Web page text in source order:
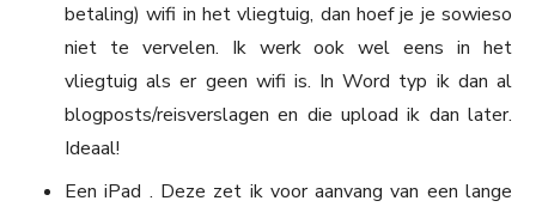
betaling) wifi in het vliegtuig, dan hoef je je sowieso
niet te vervelen. Ik werk ook wel eens in het
vliegtuig als er geen wifi is. In Word typ ik dan al
blogposts/reisverslagen en die upload ik dan later.
Ideaal!
Een iPad . Deze zet ik voor aanvang van een lange